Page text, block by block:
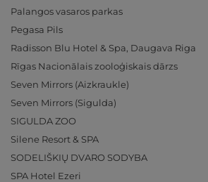
Palangos vasaros parkas
Pegasa Pils
Radisson Blu Hotel & Spa, Daugava Riga
Rīgas Nacionālais zooloģiskais dārzs
Seven Mirrors (Aizkraukle)
Seven Mirrors (Sigulda)
SIGULDA ZOO
Silene Resort & SPA
SODELIŠKIŲ DVARO SODYBA
SPA Hotel Ezeri